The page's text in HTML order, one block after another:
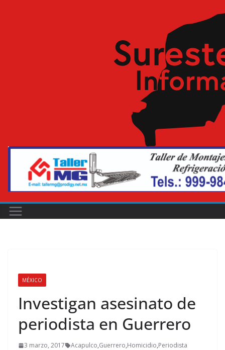
MÉXICO
Investigan asesinato de
periodista en Guerrero
3 marzo, 2017 Acapulco,Guerrero,Homicidio,Periodista